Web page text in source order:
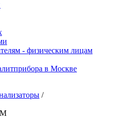
- физическим лицам
в Москве
/